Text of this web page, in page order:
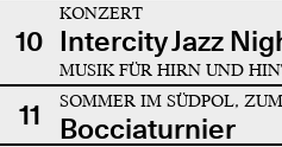
10
KONZERT
Intercity Jazz
MUSIK FÜR HIRN UND
11 SOMMER IM SÜDPOL,
Bocciaturnier